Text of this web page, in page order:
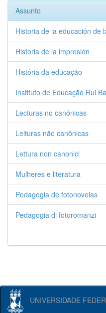
Assunto
Historia de la educación de
Historia de la impresión
História da educação
Instituto de Educação Rui
Lecturas no canónicas
Leituras não canônicas
Lettura non canonici
Mulheres e literatura
Pedagogia de fotonovelas
Pedagogia di fotoromanzi
UNIVERSIDADE